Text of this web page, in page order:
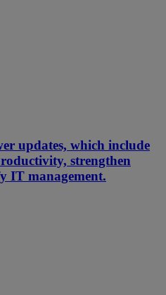
updates, which include
strengthen
IT management.